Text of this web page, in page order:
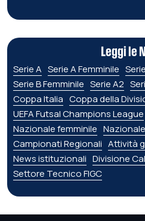
Leggi le
Serie A Serie A Femminile
Serie B Femminile Serie A2
Coppa Italia Coppa della
UEFA Futsal Champions League
Nazionale femminile
Campionati Regionali Attività
News istituzionali Divisione
Settore Tecnico FIGC